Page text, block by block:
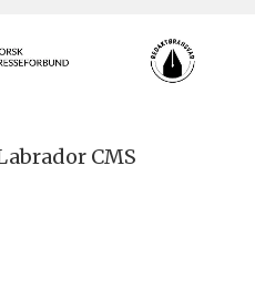
CMS